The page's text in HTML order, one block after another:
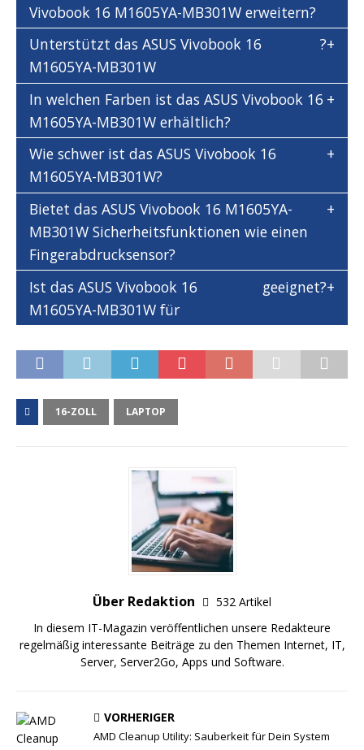
Vivobook 16 M1605YA-MB301W erweitern?
Unterstützt das ASUS Vivobook 16
M1605YA-MB301W
?
In welchen Farben ist das ASUS Vivobook 16
M1605YA-MB301W erhältlich?
Wie schwer ist das ASUS Vivobook 16
M1605YA-MB301W?
Bietet das ASUS Vivobook 16 M1605YA-
MB301W Sicherheitsfunktionen wie einen
Fingerabdrucksensor?
Ist das ASUS Vivobook 16
M1605YA-MB301W für
geeignet?
16-ZOLL LAPTOP
Über Redaktion
532 Artikel
In diesem IT-Magazin veröffentlichen unsere Redakteure
regelmäßig interessante Beiträge zu den Themen Internet, IT,
Server, Server2Go, Apps und Software.
VORHERIGER
AMD Cleanup Utility: Sauberkeit für Dein System